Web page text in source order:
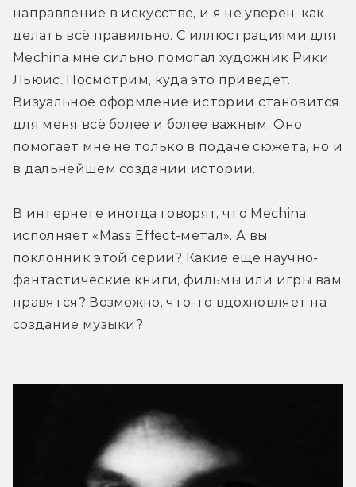
направление в искусстве, и я не уверен, как
делать всё правильно. С иллюстрациями для
Mechina мне сильно помогал художник Рики
Льюис. Посмотрим, куда это приведёт.
Визуальное оформление истории становится
для меня всё более и более важным. Оно
помогает мне не только в подаче сюжета, но и
в дальнейшем создании истории.
В интернете иногда говорят, что Mechina
исполняет «Mass Effect-метал». А вы
поклонник этой серии? Какие ещё научно-
фантастические книги, фильмы или игры вам
нравятся? Возможно, что-то вдохновляет на
создание музыки?